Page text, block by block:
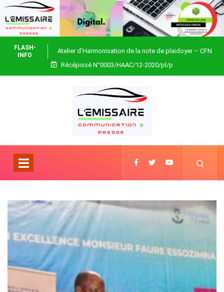
FLASH-
INFO
Atelier d’Harmonisation de la note de plaidoyer – CFN
Togo
Récépissé N°0003/HAAC/12-2020/pl/p